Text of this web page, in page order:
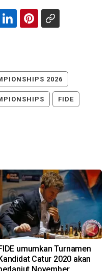
2026
FIDE
umumkan Turnamen
Catur 2020 akan